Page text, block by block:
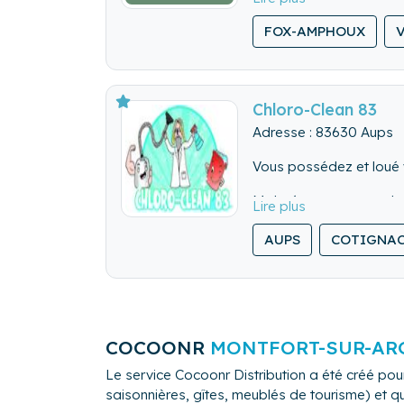
- Multi-service (fixons
- Qualité (sérieux,
FOX-AMPHOUX
Chloro-Clean 83
Adresse : 83630 Aups
Vous possédez et
Malgré tout, cette
Toute l'équipe de
Var, Provence verte et
Entretien ménage
Des services à la
vos extérieurs
AUPS
COCOONR MONTFORT-SUR-
Le service Cocoonr Distribution a été créé
saisonnières, gîtes, meublés de tourisme) et